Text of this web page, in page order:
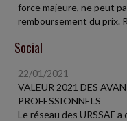
force majeure, ne peut
remboursement du prix.
Social
22/01/2021
VALEUR 2021 DES
PROFESSIONNELS
Le réseau des URSSAF